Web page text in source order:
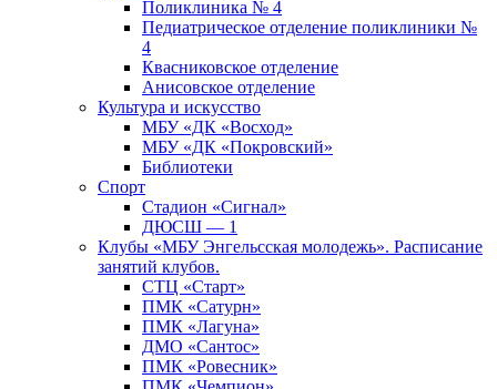
Поликлиника № 4
Педиатрическое отделение поликлиники №
4
Квасниковское отделение
Анисовское отделение
Культура и искусство
МБУ «ДК «Восход»
МБУ «ДК «Покровский»
Библиотеки
Спорт
Стадион «Сигнал»
ДЮСШ — 1
Клубы «МБУ Энгельсская молодежь». Расписание
занятий клубов.
СТЦ «Старт»
ПМК «Сатурн»
ПМК «Лагуна»
ДМО «Сантос»
ПМК «Ровесник»